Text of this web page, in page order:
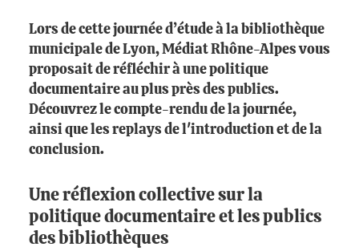
Lors de cette journée d’étude à la bibliothèque
municipale de Lyon, Médiat Rhône-Alpes vous
proposait de réfléchir à une politique
documentaire au plus près des publics.
Découvrez le compte-rendu de la journée,
ainsi que les replays de l'introduction et de la
conclusion.
Une réflexion collective sur la
politique documentaire et les publics
des bibliothèques